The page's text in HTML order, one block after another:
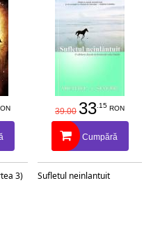
3)
39.00 33 .15 RON
Cumpără
Sufletul neinlantuit